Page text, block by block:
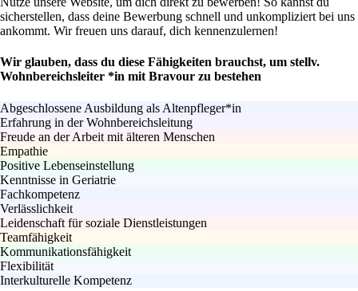
sicherstellen, dass deine Bewerbung schnell und unkompliziert bei uns
ankommt. Wir freuen uns darauf, dich kennenzulernen!
Wir glauben, dass du diese Fähigkeiten brauchst, um stellv.
Wohnbereichsleiter *in mit Bravour zu bestehen
Abgeschlossene Ausbildung als Altenpfleger*in
Erfahrung in der Wohnbereichsleitung
Freude an der Arbeit mit älteren Menschen
Empathie
Positive Lebenseinstellung
Kenntnisse in Geriatrie
Fachkompetenz
Verlässlichkeit
Leidenschaft für soziale Dienstleistungen
Teamfähigkeit
Kommunikationsfähigkeit
Flexibilität
Interkulturelle Kompetenz